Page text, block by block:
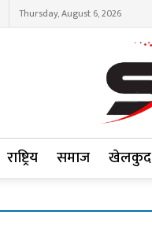
Thursday, August 6, 2026
राष्ट्रिय समाज खेलकुद